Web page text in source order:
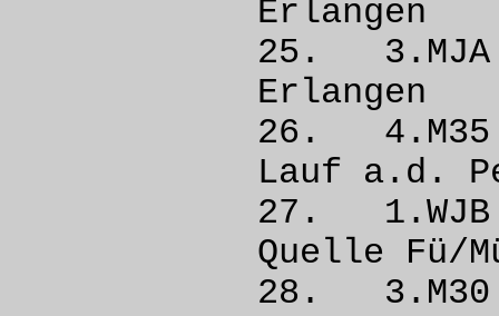
25.
26.
Lauf
27.
Quelle
28.